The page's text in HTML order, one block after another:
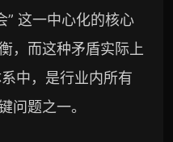
” 这一中心化的核心
，而这种矛盾实际上
中，是行业内所有
问题之一。